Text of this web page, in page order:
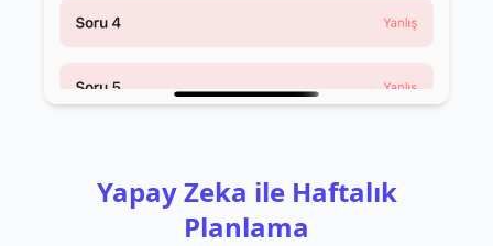
Yapay Zeka ile Haftalık
Planlama